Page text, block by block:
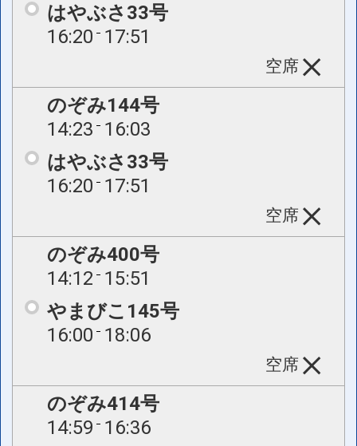
はやぶさ33号
16:20 17:51
空席
のぞみ144号
14:23 16:03
はやぶさ33号
16:20 17:51
空席
のぞみ400号
14:12 15:51
やまびこ145号
16:00 18:06
空席
のぞみ414号
14:59 16:36